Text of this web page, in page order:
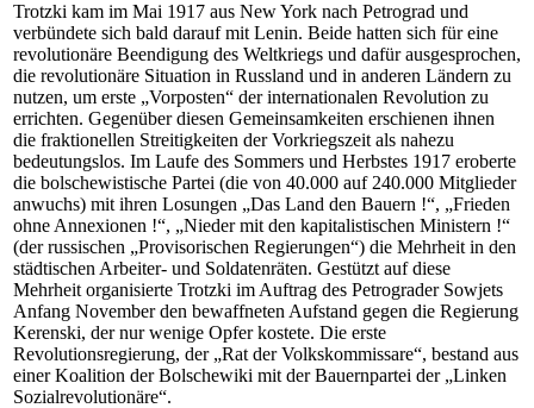
Trotzki kam im Mai 1917 aus New York nach Petrograd und
verbündete sich bald darauf mit Lenin. Beide hatten sich für eine
revolutionäre Beendigung des Weltkriegs und dafür ausgesprochen,
die revolutionäre Situation in Russland und in anderen Ländern zu
nutzen, um erste „Vorposten“ der internationalen Revolution zu
errichten. Gegenüber diesen Gemeinsamkeiten erschienen ihnen
die fraktionellen Streitigkeiten der Vorkriegszeit als nahezu
bedeutungslos. Im Laufe des Sommers und Herbstes 1917 eroberte
die bolschewistische Partei (die von 40.000 auf 240.000 Mitglieder
anwuchs) mit ihren Losungen „Das Land den Bauern !“, „Frieden
ohne Annexionen !“, „Nieder mit den kapitalistischen Ministern !“
(der russischen „Provisorischen Regierungen“) die Mehrheit in den
städtischen Arbeiter- und Soldatenräten. Gestützt auf diese
Mehrheit organisierte Trotzki im Auftrag des Petrograder Sowjets
Anfang November den bewaffneten Aufstand gegen die Regierung
Kerenski, der nur wenige Opfer kostete. Die erste
Revolutionsregierung, der „Rat der Volkskommissare“, bestand aus
einer Koalition der Bolschewiki mit der Bauernpartei der „Linken
Sozialrevolutionäre“.